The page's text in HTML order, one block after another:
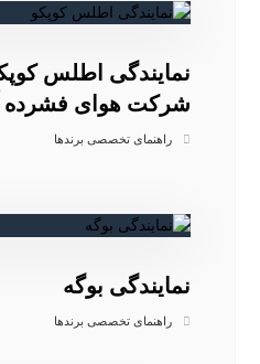
نمایندگی اطلس
شرکت هوای فشرده
راهنمای تخصصی برندها
نمایندگی بوگه
راهنمای تخصصی برندها